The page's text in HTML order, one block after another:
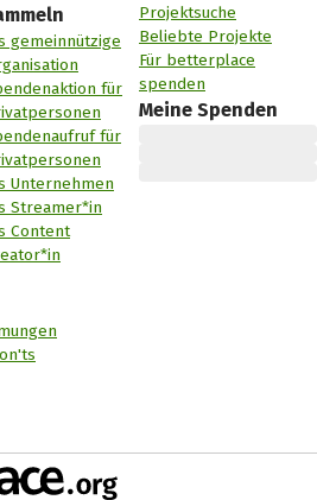
gemeinnützige
für
für
Unternehmen
Streamer*in
Content
Projektsuche
Beliebte Projekte
Für betterplace
spenden
Meine Spenden